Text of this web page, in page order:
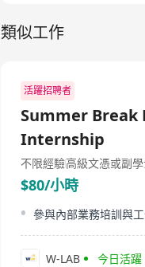
類似工作
活躍招聘者
Summer Break
Internship
不限經驗高級文憑或副
$80/小時
參與內部業務培訓與
W-LAB 今日活躍